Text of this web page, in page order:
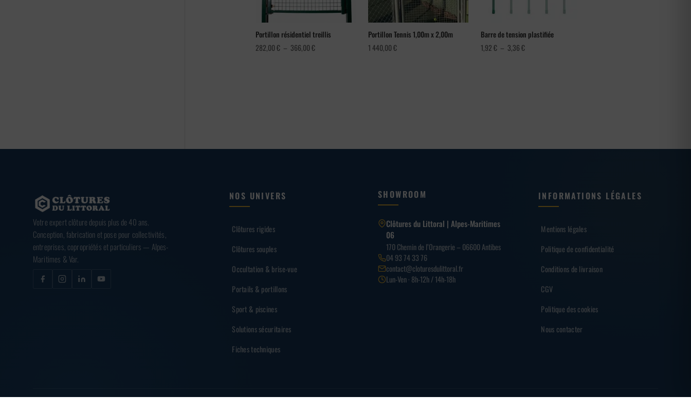
Portillon résidentiel treillis
282,00€ – 366,00€Plage
Portillon Tennis 1,00m x 2,00m
1 440,00€
Barre de tension plastifiée
1,92€ – 3,36€Plage
Votre expert clôture depuis plus de 40 ans.
Conception, fabrication et pose pour collectivités,
entreprises, copropriétés et particuliers — Alpes-
Maritimes & Var.
NOS UNIVERS
Clôtures rigides
Clôtures souples
Occultation & brise-vue
Portails & portillons
Sport & piscines
Solutions sécuritaires
Fiches techniques
SHOWROOM
Clôtures du Littoral | Alpes-Maritimes
06
170 Chemin de l’Orangerie – 06600 Antibes
04 93 74 33 76
contact@cloturesdulittoral.fr
Lun-Ven · 8h-12h / 14h-18h
INFORMATIONS LÉGALES
Mentions légales
Politique de confidentialité
Conditions de livraison
CGV
Politique des cookies
Nous contacter